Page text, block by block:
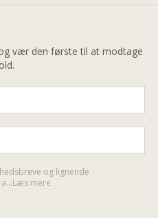
vær den første til at modtage
og lignende
mere